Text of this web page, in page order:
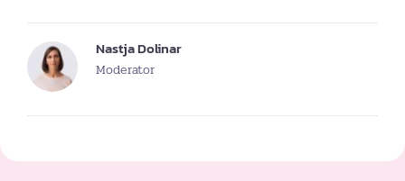
Nastja Dolinar
Moderator